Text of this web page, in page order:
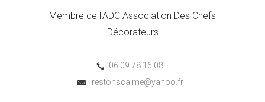
Membre de l'ADC Association Des Chefs
Décorateurs
06.09.78.16.08
restonscalme@yahoo.fr